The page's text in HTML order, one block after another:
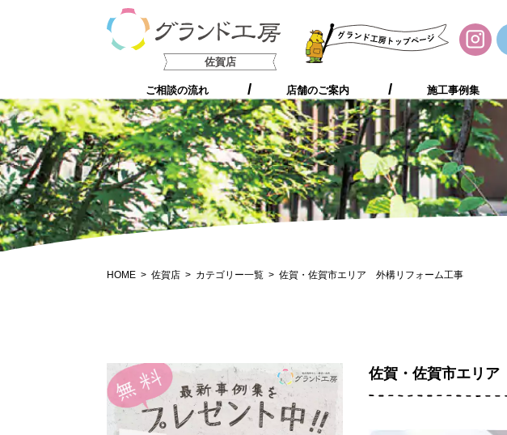
佐賀店
ご相談の流れ 店舗のご案内 施工事例集
支持される5つの理由 施工事例集 お客様の声
HOME 佐賀店 カテゴリー一覧 佐賀・佐賀市エリア 外構リフォーム工事
佐賀・佐賀市エリア